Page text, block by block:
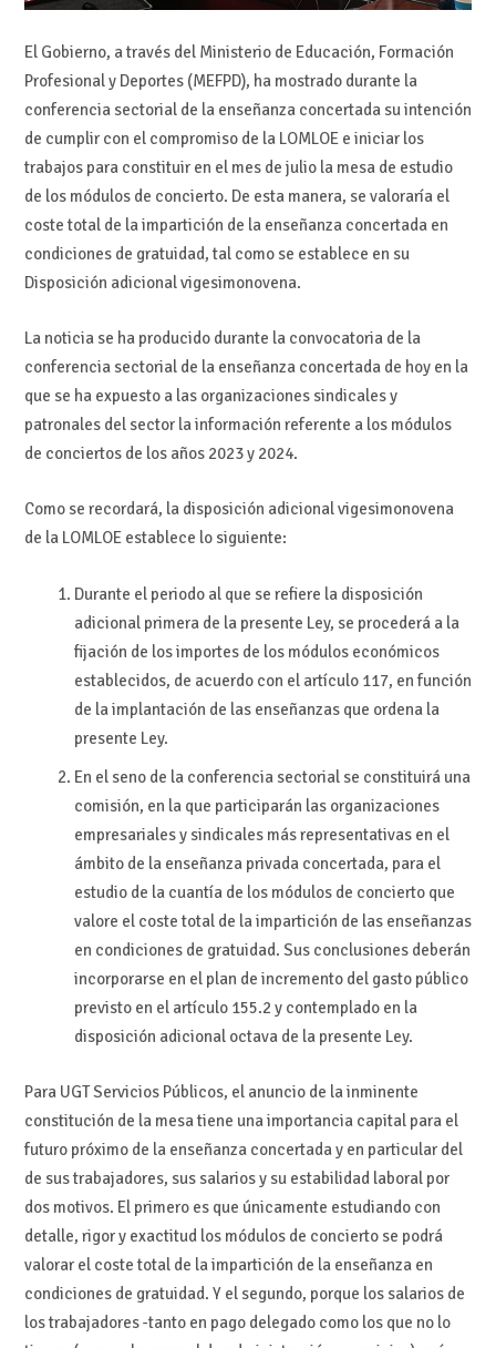
El Gobierno, a través del Ministerio de Educación, Formación
Profesional y Deportes (MEFPD), ha mostrado durante la
conferencia sectorial de la enseñanza concertada su intención
de cumplir con el compromiso de la LOMLOE e iniciar los
trabajos para constituir en el mes de julio la mesa de estudio
de los módulos de concierto. De esta manera, se valoraría el
coste total de la impartición de la enseñanza concertada en
condiciones de gratuidad, tal como se establece en su
Disposición adicional vigesimonovena.
La noticia se ha producido durante la convocatoria de la
conferencia sectorial de la enseñanza concertada de hoy en la
que se ha expuesto a las organizaciones sindicales y
patronales del sector la información referente a los módulos
de conciertos de los años 2023 y 2024.
Como se recordará, la disposición adicional vigesimonovena
de la LOMLOE establece lo siguiente:
Durante el periodo al que se refiere la disposición
adicional primera de la presente Ley, se procederá a la
fijación de los importes de los módulos económicos
establecidos, de acuerdo con el artículo 117, en función
de la implantación de las enseñanzas que ordena la
presente Ley.
En el seno de la conferencia sectorial se constituirá una
comisión, en la que participarán las organizaciones
empresariales y sindicales más representativas en el
ámbito de la enseñanza privada concertada, para el
estudio de la cuantía de los módulos de concierto que
valore el coste total de la impartición de las enseñanzas
en condiciones de gratuidad. Sus conclusiones deberán
incorporarse en el plan de incremento del gasto público
previsto en el artículo 155.2 y contemplado en la
disposición adicional octava de la presente Ley.
Para UGT Servicios Públicos, el anuncio de la inminente
constitución de la mesa tiene una importancia capital para el
futuro próximo de la enseñanza concertada y en particular del
de sus trabajadores, sus salarios y su estabilidad laboral por
dos motivos. El primero es que únicamente estudiando con
detalle, rigor y exactitud los módulos de concierto se podrá
valorar el coste total de la impartición de la enseñanza en
condiciones de gratuidad. Y el segundo, porque los salarios de
los trabajadores -tanto en pago delegado como los que no lo